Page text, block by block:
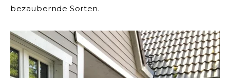
bezaubernde Sorten.